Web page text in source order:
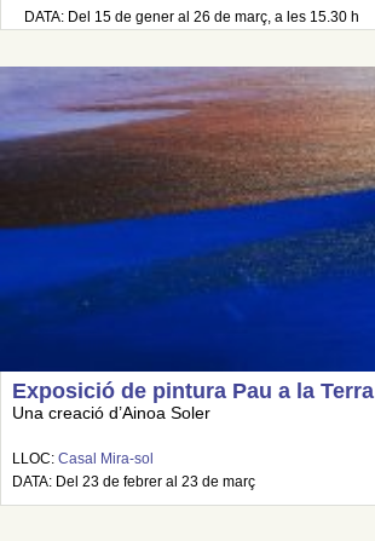
DATA: Del 15 de gener al 26 de març, a les 15.30 h
Exposició de pintura Pau a la Terra
Una creació d’Ainoa Soler
LLOC: Casal Mira-sol
DATA: Del 23 de febrer al 23 de març